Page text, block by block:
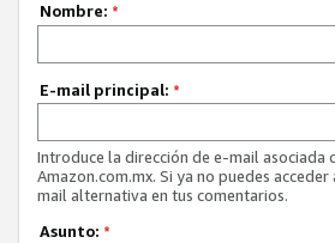
Nombre: *
E-mail principal: *
Introduce la dirección de e-mail asociada
Amazon.com.mx. Si ya no puedes
mail alternativa en tus comentarios.
Asunto: *